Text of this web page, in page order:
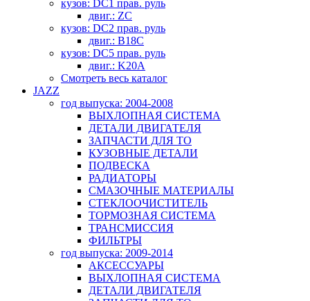
кузов: DC1 прав. руль
двиг.: ZC
кузов: DC2 прав. руль
двиг.: B18C
кузов: DC5 прав. руль
двиг.: K20A
Смотреть весь каталог
JAZZ
год выпуска: 2004-2008
ВЫХЛОПНАЯ СИСТЕМА
ДЕТАЛИ ДВИГАТЕЛЯ
ЗАПЧАСТИ ДЛЯ ТО
КУЗОВНЫЕ ДЕТАЛИ
ПОДВЕСКА
РАДИАТОРЫ
СМАЗОЧНЫЕ МАТЕРИАЛЫ
СТЕКЛООЧИСТИТЕЛЬ
ТОРМОЗНАЯ СИСТЕМА
ТРАНСМИССИЯ
ФИЛЬТРЫ
год выпуска: 2009-2014
АКСЕССУАРЫ
ВЫХЛОПНАЯ СИСТЕМА
ДЕТАЛИ ДВИГАТЕЛЯ